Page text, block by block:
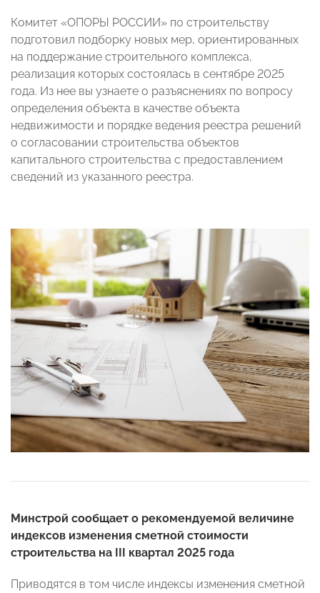
Комитет «ОПОРЫ РОССИИ» по строительству
подготовил подборку новых мер, ориентированных
на поддержание строительного комплекса,
реализация которых состоялась в сентябре 2025
года. Из нее вы узнаете о разъяснениях по вопросу
определения объекта в качестве объекта
недвижимости и порядке ведения реестра решений
о согласовании строительства объектов
капитального строительства с предоставлением
сведений из указанного реестра.
Минстрой сообщает о рекомендуемой величине
индексов изменения сметной стоимости
строительства на III квартал 2025 года
Приводятся в том числе индексы изменения сметной